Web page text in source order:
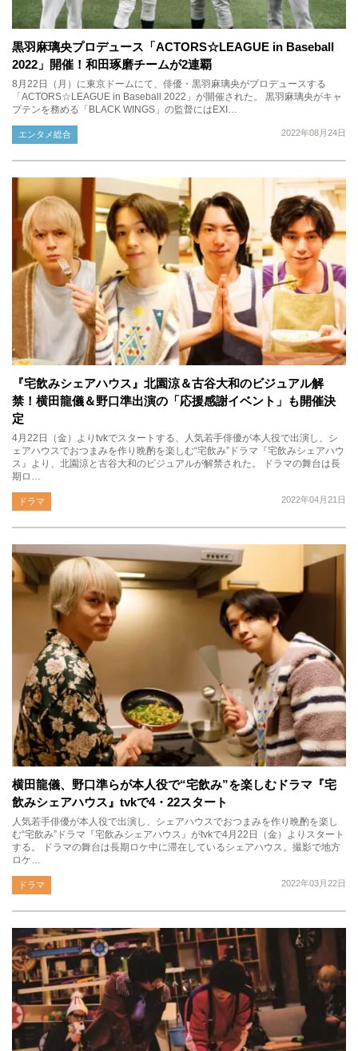
黒羽麻璃央プロデュース「ACTORS☆LEAGUE in Baseball
2022」開催！和田琢磨チームが2連覇
8月22日（月）に東京ドームにて、俳優・黒羽麻璃央がプロデュースする
「ACTORS☆LEAGUE in Baseball 2022」が開催された。 黒羽麻璃央がキャ
プテンを務める「BLACK WINGS」の監督にはEXI…
2022年08月24日
エンタメ総合
『宅飲みシェアハウス』北園涼＆古谷大和のビジュアル解
禁！横田龍儀＆野口準出演の「応援感謝イベント」も開催決
定
4月22日（金）よりtvkでスタートする、人気若手俳優が本人役で出演し、シ
ェアハウスでおつまみを作り晩酌を楽しむ“宅飲み”ドラマ『宅飲みシェアハウ
ス』より、北園涼と古谷大和のビジュアルが解禁された。 ドラマの舞台は長
期ロ…
2022年04月21日
ドラマ
横田龍儀、野口準らが本人役で“宅飲み”を楽しむドラマ『宅
飲みシェアハウス』tvkで4・22スタート
人気若手俳優が本人役で出演し、シェアハウスでおつまみを作り晩酌を楽し
む“宅飲み”ドラマ『宅飲みシェアハウス』がtvkで4月22日（金）よりスタート
する。 ドラマの舞台は長期ロケ中に滞在しているシェアハウス。撮影で地方
ロケ…
2022年03月22日
ドラマ